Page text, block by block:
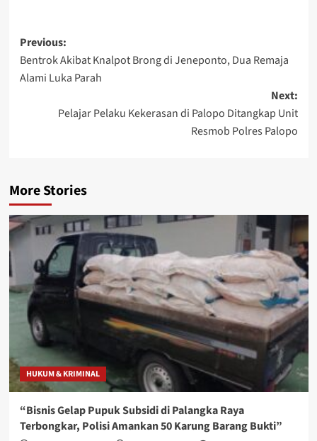
Post
navigation
Previous:
Bentrok Akibat Knalpot Brong di Jeneponto, Dua Remaja
Alami Luka Parah
Next:
Pelajar Pelaku Kekerasan di Palopo Ditangkap Unit
Resmob Polres Palopo
More Stories
HUKUM & KRIMINAL
“Bisnis Gelap Pupuk Subsidi di Palangka Raya
Terbongkar, Polisi Amankan 50 Karung Barang Bukti”